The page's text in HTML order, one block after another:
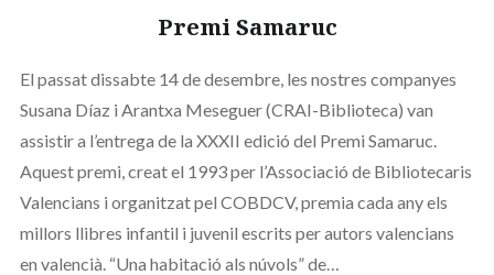
Premi Samaruc
El passat dissabte 14 de desembre, les nostres companyes
Susana Díaz i Arantxa Meseguer (CRAI-Biblioteca) van
assistir a l’entrega de la XXXII edició del Premi Samaruc.
Aquest premi, creat el 1993 per l’Associació de Bibliotecaris
Valencians i organitzat pel COBDCV, premia cada any els
millors llibres infantil i juvenil escrits per autors valencians
en valencià. “Una habitació als núvols” de…